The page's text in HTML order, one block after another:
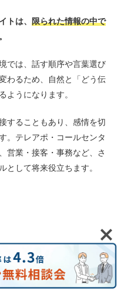
トは、 限られた情報の中で
。
では、話す順序や言葉選び
わるため、自然と「どう伝
ようになります。
することもあり、感情を切
。テレアポ・コールセンタ
営業・接客・事務など、さ
として将来役立ちます。
の距離の縮め方を学べる点